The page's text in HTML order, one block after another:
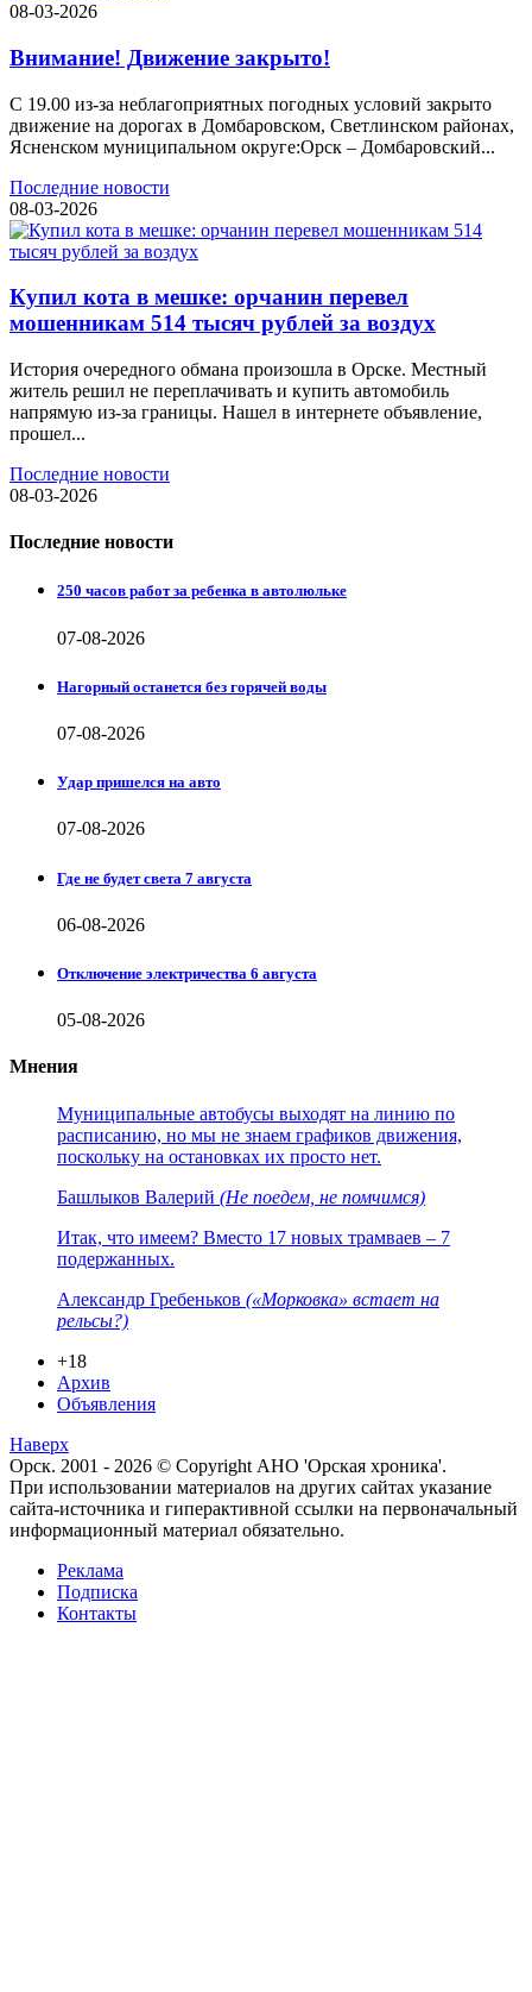
08-03-2026
Внимание! Движение закрыто!
С 19.00 из-за неблагоприятных погодных условий закрыто
движение на дорогах в Домбаровском, Светлинском районах,
Ясненском муниципальном округе:Орск – Домбаровский...
Последние новости
08-03-2026
Купил кота в мешке: орчанин перевел
мошенникам 514 тысяч рублей за воздух
История очередного обмана произошла в Орске. Местный
житель решил не переплачивать и купить автомобиль
напрямую из-за границы. Нашел в интернете объявление,
прошел...
Последние новости
08-03-2026
Последние новости
250 часов работ за ребенка в автолюльке
07-08-2026
Нагорный останется без горячей воды
07-08-2026
Удар пришелся на авто
07-08-2026
Где не будет света 7 августа
06-08-2026
Отключение электричества 6 августа
05-08-2026
Мнения
Муниципальные автобусы выходят на линию по
расписанию, но мы не знаем графиков движения,
поскольку на остановках их просто нет.
Башлыков Валерий (Не поедем, не помчимся)
Итак, что имеем? Вместо 17 новых трамваев – 7
подержанных.
Александр Гребеньков («Морковка» встает на
рельсы?)
+18
Архив
Объявления
Наверх
Орск. 2001 - 2026 © Copyright АНО 'Орская хроника'.
При использовании материалов на других сайтах указание
сайта-источника и гиперактивной ссылки на первоначальный
информационный материал обязательно.
Реклама
Подписка
Контакты